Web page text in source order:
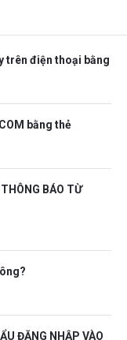
trên điện thoại bằng
bằng thẻ
BÁO TỪ
ĐĂNG NHẬP VÀO